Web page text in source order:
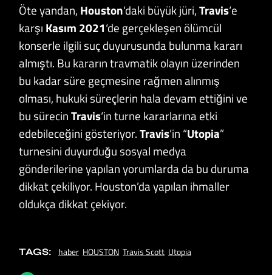
Öte yandan, Houston‘daki büyük jüri,Travis‘e
karşı Kasım 2021‘de gerçekleşen ölümcül
konserle ilgili suç duyurusunda bulunma kararı
almıştı. Bu kararın travmatik olayın üzerinden
bu kadar süre geçmesine rağmen alınmış
olması, hukuki süreçlerin hala devam ettiğini ve
bu sürecinTravis‘in turne kararlarına etki
edebileceğini gösteriyor.Travis‘in “Utopia”
turnesini duyurduğu sosyal medya
gönderilerine yapılan yorumlarda da bu duruma
dikkat çekiliyor. Houston’da yapılan ihmaller
oldukça dikkat çekiyor.
TAGS: haber HOUSTON Travis Scott Utopia